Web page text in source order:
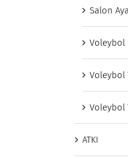
Salon
Voleybol
Voleybol
Voleybol
ATKI